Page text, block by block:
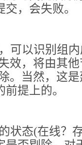
，会失败。
可以识别组
效，将由其
。当然，这
提上的。
状态(在线？